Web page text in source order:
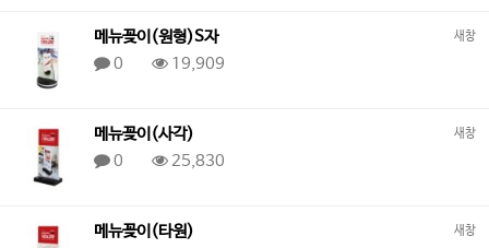
새창
메뉴꽂이(원형)S자
0
19,909
새창
메뉴꽂이(사각)
0
25,830
새창
메뉴꽂이(타원)